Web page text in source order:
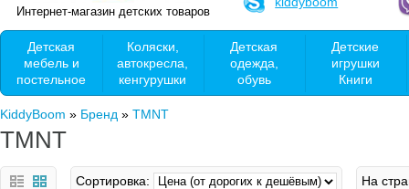
Интернет-магазин детских товаров
Детская
мебель и
постельное
Коляски,
автокресла,
кенгурушки
Детская
одежда,
обувь
Детские
игрушки
Книги
KiddyBoom » Бренд » TMNT
TMNT
Сортировка: На